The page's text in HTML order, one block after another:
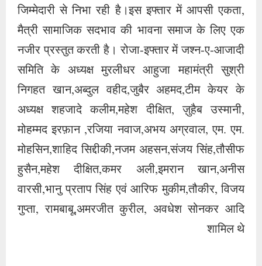
जिम्मेदारी से निभा रही है।इस इफ्तार में आपसी एकता,
मैत्री सामाजिक सदभाव की भावना समाज के लिए एक
नजीर प्रस्तुत करती है। रोजा-इफ्तार में जश्न-ए-आजादी
समिति के अध्यक्ष मुरलीधर आहुजा महामंत्री सुश्री
निगहत खान,अब्दुल वहीद,जुबैर अहमद,टीम केयर के
अध्यक्ष शहजादे कलीम,महेश दीक्षित, ज़ुहैब उस्मानी,
मोहम्मद इरफ़ान ,रजिया नवाज,अभय अग्रवाल, एम. एम.
मोहसिन,शाहिद सिद्दीकी,नजम अहसन,संजय सिंह,तौसीफ
हुसैन,महेश दीक्षित,कमर अली,इमरान खान,अनीस
वारसी,भानु प्रताप सिंह एवं आरिफ मुकीम,तौकीर, विजय
गुप्ता, रामबाबू,अमरजीत कुरील, अवधेश सोनकर आदि
शामिल थे